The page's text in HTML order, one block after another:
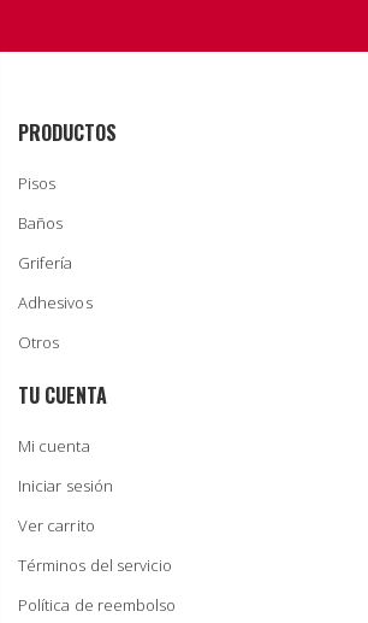
PRODUCTOS
Pisos
Baños
Grifería
Adhesivos
Otros
TU CUENTA
Mi cuenta
Iniciar sesión
Ver carrito
Términos del servicio
Política de reembolso